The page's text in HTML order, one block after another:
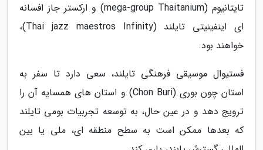
تایتانیوم (mega-group Thaitanium) و ارکستر جاز افسانه
ای اینفینیتی تایلند (Thai jazz maestros Infinity)،
خواهند بود.
فستیوال موسیقی فرهنگی تایلند، سعی دارد تا سفر به
استان چون بوری (Chon Buri) و استان های همسایه آن را
ترویج دهد و در عین حال، به توسعه تجربیات بومی تایلند
که بعدها ممکن است به سطح منطقه ای، ملی یا بین